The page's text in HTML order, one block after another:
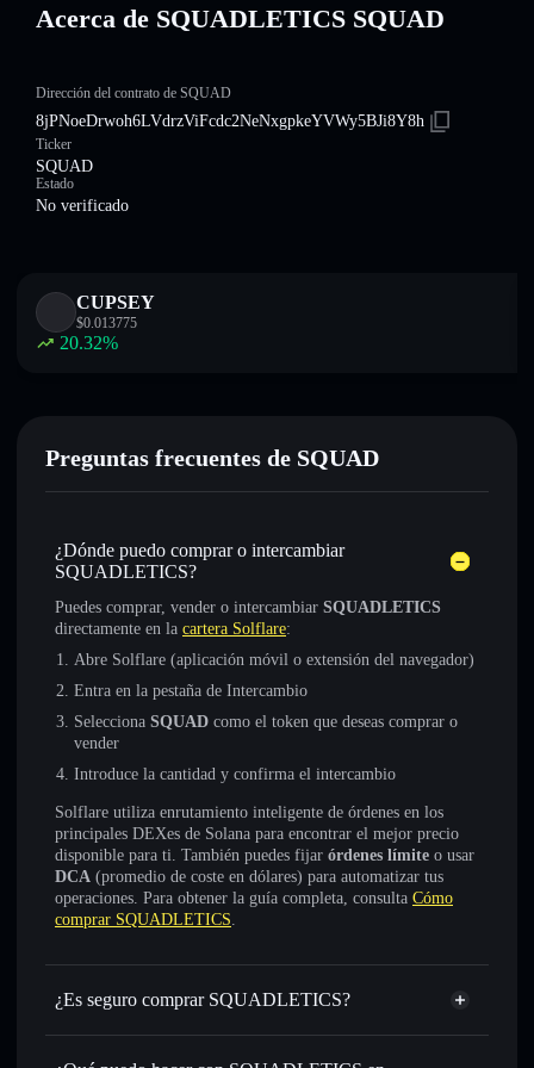
Acerca de SQUADLETICS SQUAD
Dirección del contrato de SQUAD
8jPNoeDrwoh6LVdrzViFcdc2NeNxgpkeYVWy5BJi8Y8h
Ticker
SQUAD
Estado
No verificado
CUPSEY
$0.013775
20.32%
Preguntas frecuentes de SQUAD
¿Dónde puedo comprar o intercambiar
SQUADLETICS?
Puedes comprar, vender o intercambiar SQUADLETICS
directamente en la cartera Solflare:
Abre Solflare (aplicación móvil o extensión del navegador)
Entra en la pestaña de Intercambio
Selecciona SQUAD como el token que deseas comprar o
vender
Introduce la cantidad y confirma el intercambio
Solflare utiliza enrutamiento inteligente de órdenes en los
principales DEXes de Solana para encontrar el mejor precio
disponible para ti. También puedes fijar órdenes límite o usar
DCA (promedio de coste en dólares) para automatizar tus
operaciones. Para obtener la guía completa, consulta Cómo
comprar SQUADLETICS.
¿Es seguro comprar SQUADLETICS?
SQUADLETICS no está verificado